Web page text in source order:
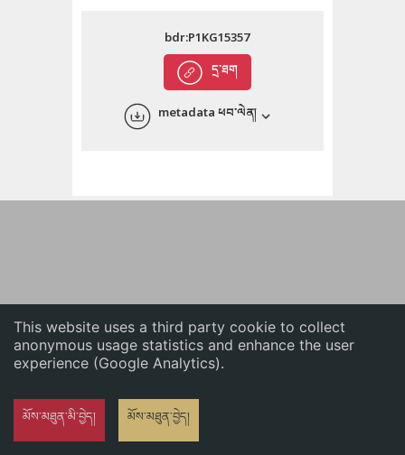
This website uses a third party cookie to collect
anonymous usage statistics and enhance the user
experience (Google Analytics).
མོས་མཐུན་མི་བྱེད། མོས་མཐུན་བྱེད།
English
དྲ་ཐག
bdr:P1KG15357
metadata ཕབ་ལེན།